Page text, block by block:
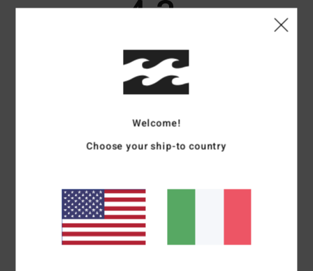
4.3
3 recensioni verificatedal maggio 2026
Il 67% dei nostri clienti consiglia questo prodotto
Troppo piccoloTroppo grande
4.7
Colore
Welcome!
Choose your ship-to country